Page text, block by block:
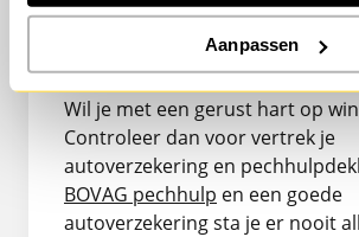
Aanpassen
Goed voorbereid op
Controleer je
Wil je met een gerust hart op
Controleer dan voor vertrek je
autoverzekering en
BOVAG pechhulp en een goede
autoverzekering sta je er nooit